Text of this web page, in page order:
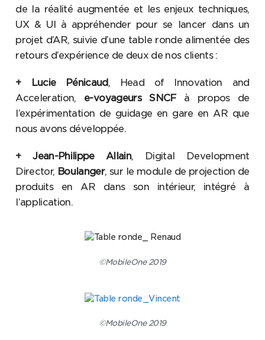
de la réalité augmentée et les enjeux techniques,
UX & UI à appréhender pour se lancer dans un
projet d’AR, suivie d’une table ronde alimentée des
retours d’expérience de deux de nos clients :
+ Lucie Pénicaud, Head of Innovation and
Acceleration, e-voyageurs SNCFà propos de
l’expérimentation de guidage en gare en AR que
nous avons développée.
+ Jean-Philippe Allain, Digital Development
Director, Boulanger, sur le module de projection de
produits en AR dans son intérieur, intégré à
l’application.
©MobileOne 2019
©MobileOne 2019